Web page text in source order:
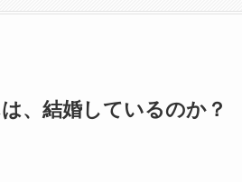
、結婚しているのか？